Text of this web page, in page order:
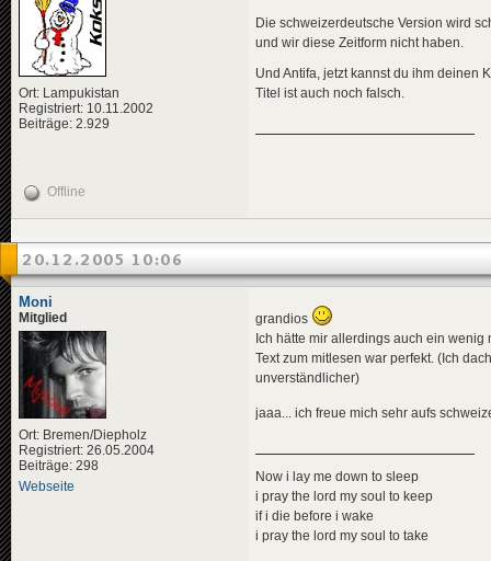
Ort: Lampukistan
Registriert: 10.11.2002
Beiträge: 2.929
Die schweizerdeutsche Version wird
und wir diese Zeitform nicht haben.
Und Antifa, jetzt kannst du ihm deinen
Titel ist auch noch falsch.
Offline
20.12.2005 10:06
Moni
Mitglied
Ort: Bremen/Diepholz
Registriert: 26.05.2004
Beiträge: 298
Webseite
grandios
Ich hätte mir allerdings auch ein
Text zum mitlesen war perfekt. (Ich
unverständlicher)
jaaa... ich freue mich sehr aufs
Now i lay me down to sleep
i pray the lord my soul to keep
if i die before i wake
i pray the lord my soul to take